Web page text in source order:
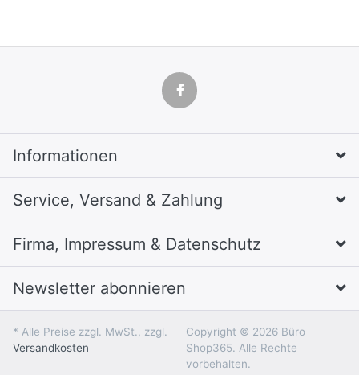
Informationen
Service, Versand & Zahlung
Firma, Impressum & Datenschutz
Newsletter abonnieren
* Alle Preise zzgl. MwSt., zzgl.
Versandkosten
Copyright © 2026 Büro
Shop365. Alle Rechte
vorbehalten.